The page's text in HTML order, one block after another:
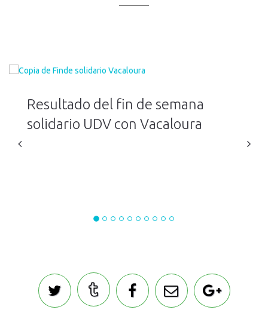
Resultado del fin de semana
solidario UDV con Vacaloura